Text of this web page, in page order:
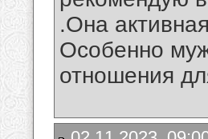
.Она
Особенно
отношения